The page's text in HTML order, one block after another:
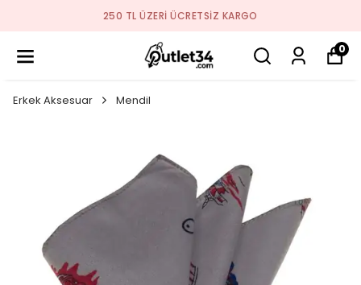
250 TL ÜZERI ÜCRETSIZ KARGO
0
Erkek Aksesuar Mendil